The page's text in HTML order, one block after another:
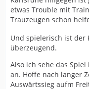
etwas Trouble mit
Trauzeugen schon
Und spielerisch ist der
überzeugend.
Also ich sehe das
an. Hoffe nach langer
Auswärtssieg aufm